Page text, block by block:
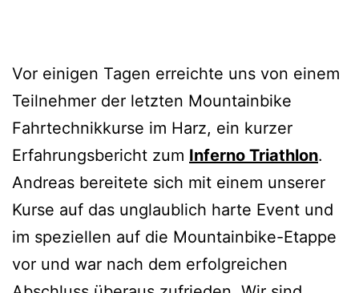
Vor einigen Tagen erreichte uns von einem
Teilnehmer der letzten Mountainbike
Fahrtechnikkurse im Harz, ein kurzer
Erfahrungsbericht zum Inferno Triathlon.
Andreas bereitete sich mit einem unserer
Kurse auf das unglaublich harte Event und
im speziellen auf die Mountainbike-Etappe
vor und war nach dem erfolgreichen